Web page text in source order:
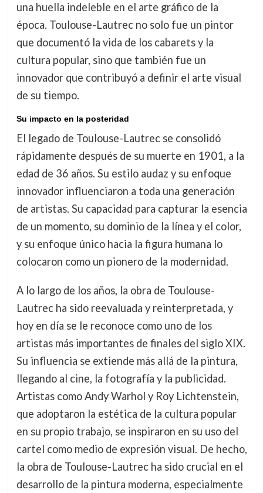
una huella indeleble en el arte gráfico de la
época. Toulouse-Lautrec no solo fue un pintor
que documentó la vida de los cabarets y la
cultura popular, sino que también fue un
innovador que contribuyó a definir el arte visual
de su tiempo.
Su impacto en la posteridad
El legado de Toulouse-Lautrec se consolidó
rápidamente después de su muerte en 1901, a la
edad de 36 años. Su estilo audaz y su enfoque
innovador influenciaron a toda una generación
de artistas. Su capacidad para capturar la esencia
de un momento, su dominio de la línea y el color,
y su enfoque único hacia la figura humana lo
colocaron como un pionero de la modernidad.
A lo largo de los años, la obra de Toulouse-
Lautrec ha sido reevaluada y reinterpretada, y
hoy en día se le reconoce como uno de los
artistas más importantes de finales del siglo XIX.
Su influencia se extiende más allá de la pintura,
llegando al cine, la fotografía y la publicidad.
Artistas como Andy Warhol y Roy Lichtenstein,
que adoptaron la estética de la cultura popular
en su propio trabajo, se inspiraron en su uso del
cartel como medio de expresión visual. De hecho,
la obra de Toulouse-Lautrec ha sido crucial en el
desarrollo de la pintura moderna, especialmente